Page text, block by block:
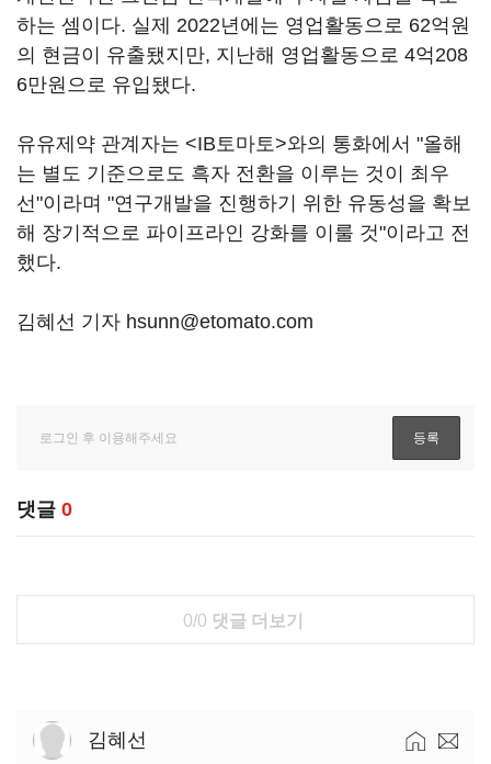
하는 셈이다. 실제 2022년에는 영업활동으로 62억원
의 현금이 유출됐지만, 지난해 영업활동으로 4억208
6만원으로 유입됐다.
유유제약 관계자는 <IB토마토>와의 통화에서 "올해
는 별도 기준으로도 흑자 전환을 이루는 것이 최우
선"이라며 "연구개발을 진행하기 위한 유동성을 확보
해 장기적으로 파이프라인 강화를 이룰 것"이라고 전
했다.
김혜선 기자 hsunn@etomato.com
댓글 0
0/0 댓글 더보기
김혜선